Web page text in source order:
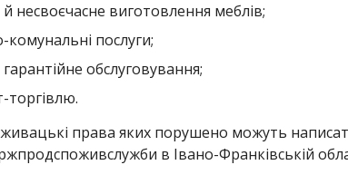
й несвоєчасне виготовлення меблів;
послуги;
гарантійне обслуговування;
торгівлю.
права яких порушено можуть
в Івано-Франківській